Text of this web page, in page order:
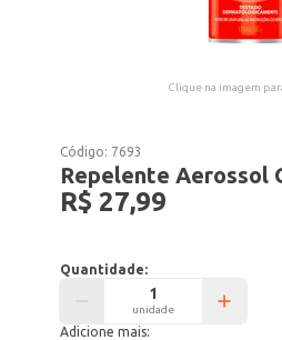
Clique na imagem
Código: 7693
Repelente Aerossol
R$ 27,99
Quantidade:
unidade
Adicione mais: